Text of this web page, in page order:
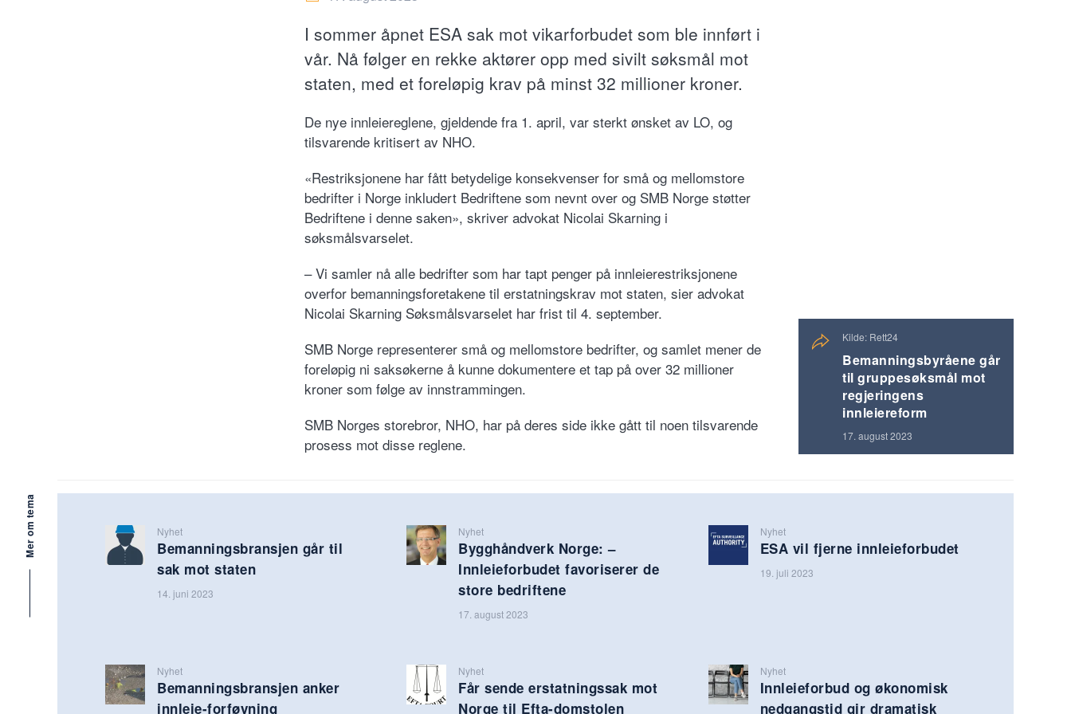
I sommer åpnet ESA sak mot vikarforbudet som ble innført i
vår. Nå følger en rekke aktører opp med sivilt søksmål mot
staten, med et foreløpig krav på minst 32 millioner kroner.
De nye innleiereglene, gjeldende fra 1. april, var sterkt ønsket av LO, og
tilsvarende kritisert av NHO.
«Restriksjonene har fått betydelige konsekvenser for små og mellomstore
bedrifter i Norge inkludert Bedriftene som nevnt over og SMB Norge støtter
Bedriftene i denne saken», skriver advokat Nicolai Skarning i
søksmålsvarselet.
– Vi samler nå alle bedrifter som har tapt penger på innleierestriksjonene
overfor bemanningsforetakene til erstatningskrav mot staten, sier advokat
Nicolai Skarning Søksmålsvarselet har frist til 4. september.
SMB Norge representerer små og mellomstore bedrifter, og samlet mener de
foreløpig ni saksøkerne å kunne dokumentere et tap på over 32 millioner
kroner som følge av innstrammingen.
SMB Norges storebror, NHO, har på deres side ikke gått til noen tilsvarende
prosess mot disse reglene.
Kilde: Rett24
Bemanningsbyråene går
til gruppesøksmål mot
regjeringens
innleiereform
17. august 2023
Nyhet
Bemanningsbransjen går til
sak mot staten
14. juni 2023
Nyhet
Bygghåndverk Norge: –
Innleieforbudet favoriserer de
store bedriftene
17. august 2023
Nyhet
ESA vil fjerne innleieforbudet
19. juli 2023
Nyhet
Bemanningsbransjen anker
innleie-forføyning
Nyhet
Får sende erstatningssak mot
Norge til Efta-domstolen
Nyhet
Innleieforbud og økonomisk
nedgangstid gir dramatisk
Mer om tema